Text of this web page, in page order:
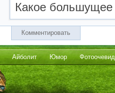
Какое большущее
Комментировать
Айболит Юмор